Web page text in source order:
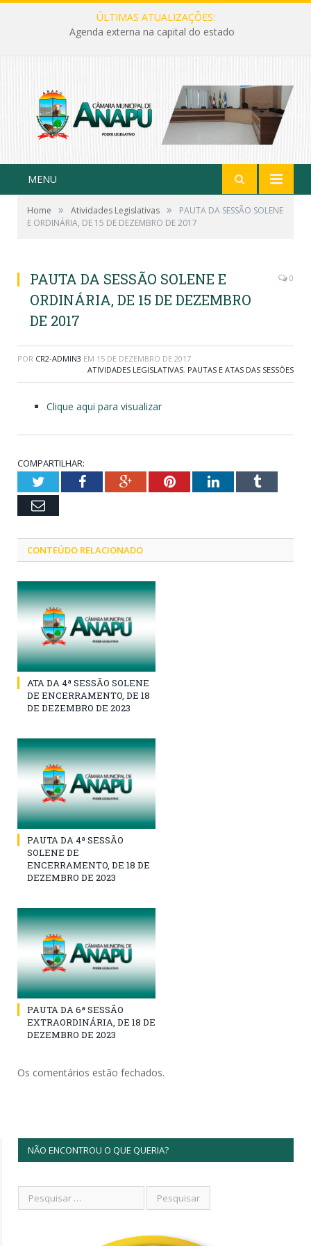
ÚLTIMAS ATUALIZAÇÕES:
Agenda externa na capital do estado
MENU
Home » Atividades Legislativas »
PAUTA DA SESSÃO SOLENE
E ORDINÁRIA, DE 15 DE DEZEMBRO DE 2017
PAUTA DA SESSÃO SOLENE E
ORDINÁRIA, DE 15 DE DEZEMBRO
DE 2017
0
POR CR2-ADMIN3 EM 15 DE DEZEMBRO DE 2017
ATIVIDADES LEGISLATIVAS, PAUTAS E ATAS DAS SESSÕES
Clique aqui para visualizar
COMPARTILHAR:
TwitterFacebookGoogle+PinterestLinkedInTumblr
Email
CONTEÚDO RELACIONADO
ATA DA 4ª SESSÃO SOLENE
DE ENCERRAMENTO, DE 18
DE DEZEMBRO DE 2023
PAUTA DA 4ª SESSÃO
SOLENE DE
ENCERRAMENTO, DE 18 DE
DEZEMBRO DE 2023
PAUTA DA 6ª SESSÃO
EXTRAORDINÁRIA, DE 18 DE
DEZEMBRO DE 2023
Os comentários estão fechados.
NÃO ENCONTROU O QUE QUERIA?